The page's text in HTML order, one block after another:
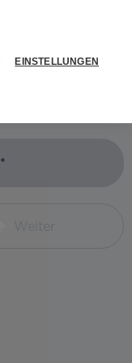
EINSTELLUNGEN